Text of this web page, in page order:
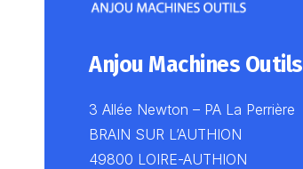
Anjou Machines Outils
3 Allée Newton – PA La Perrière
BRAIN SUR L’AUTHION
49800 LOIRE-AUTHION